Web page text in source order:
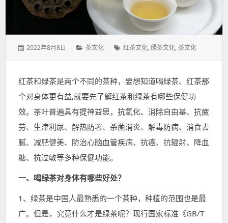
发
2022年8月8日
分
茶文化
标
红茶文化,绿茶文化,茶文化
红茶和绿茶是两个不同的茶种，要想知道喝绿茶、红茶那
个对身体更有益,就要先了解红茶和绿茶有哪些保健功
效。茶叶普遍具有提神益思，抗氧化、消除自由基、抗疲
劳、生津利尿、解热防署、杀菌消炎、解毒防病、消食去
腻、减肥健美、防治心脑血管疾病、抗癌、抗辐射、降血
糖、抗过敏等多种保健功能。
一、喝绿茶对身体有哪些好处？
1、绿茶是中国人最熟悉的一个茶种，种植的范围也是最
广。但是，究竟什么才是绿茶呢？现行国家标准《GB/T